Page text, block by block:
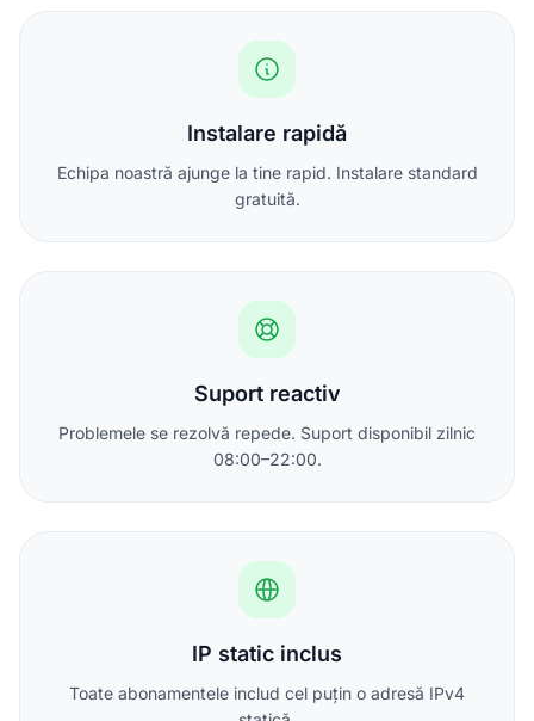
Instalare rapidă
Echipa noastră ajunge la tine rapid. Instalare standard
gratuită.
Suport reactiv
Problemele se rezolvă repede. Suport disponibil zilnic
08:00–22:00.
IP static inclus
Toate abonamentele includ cel puțin o adresă IPv4